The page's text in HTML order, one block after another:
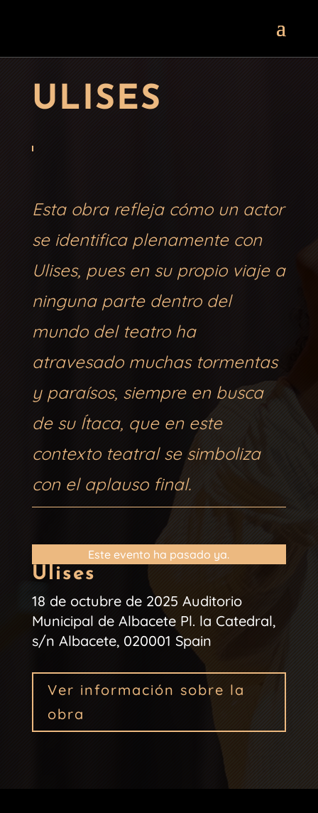
ULISES
Esta obra refleja cómo un actor
se identifica plenamente con
Ulises, pues en su propio viaje a
ninguna parte dentro del
mundo del teatro ha
atravesado muchas tormentas
y paraísos, siempre en busca
de su Ítaca, que en este
contexto teatral se simboliza
con el aplauso final.
Este evento ha pasado ya.
Ulises
18 de octubre de 2025 Auditorio
Municipal de Albacete Pl. la Catedral,
s/n Albacete, 020001 Spain
Ver información sobre la
obra